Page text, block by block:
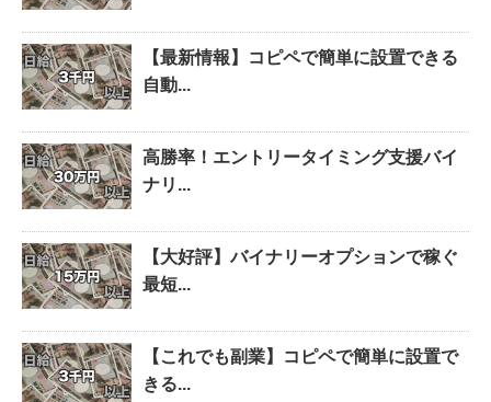
【最新情報】コピペで簡単に設置できる
自動...
高勝率！エントリータイミング支援バイ
ナリ...
【大好評】バイナリーオプションで稼ぐ
最短...
【これでも副業】コピペで簡単に設置で
きる...